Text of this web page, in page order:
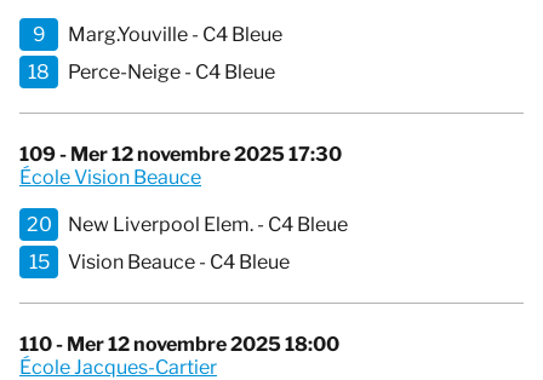
9
Marg.Youville - C4 Bleue
18
Perce-Neige - C4 Bleue
109 - Mer 12 novembre 2025 17:30
École Vision Beauce
20
New Liverpool Elem. - C4 Bleue
15
Vision Beauce - C4 Bleue
110 - Mer 12 novembre 2025 18:00
École Jacques-Cartier